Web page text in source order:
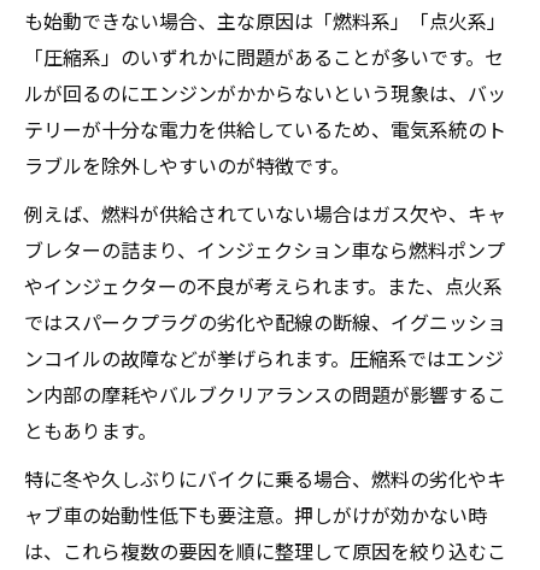
も始動できない場合、主な原因は「燃料系」「点火系」
「圧縮系」のいずれかに問題があることが多いです。セ
ルが回るのにエンジンがかからないという現象は、バッ
テリーが十分な電力を供給しているため、電気系統のト
ラブルを除外しやすいのが特徴です。
例えば、燃料が供給されていない場合はガス欠や、キャ
ブレターの詰まり、インジェクション車なら燃料ポンプ
やインジェクターの不良が考えられます。また、点火系
ではスパークプラグの劣化や配線の断線、イグニッショ
ンコイルの故障などが挙げられます。圧縮系ではエンジ
ン内部の摩耗やバルブクリアランスの問題が影響するこ
ともあります。
特に冬や久しぶりにバイクに乗る場合、燃料の劣化やキ
ャブ車の始動性低下も要注意。押しがけが効かない時
は、これら複数の要因を順に整理して原因を絞り込むこ